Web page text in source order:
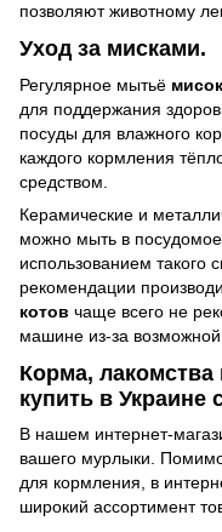
позволяют животному
Уход за мисками.
Регулярное мытьё
для поддержания
посуды для влажного
каждого кормления
средством.
Керамические и
можно мыть в
использованием такого
рекомендации
котов чаще всего не
машине из-за
Корма, лакомства
купить в Украине
В нашем интернет-
вашего мурлыки.
для кормления, в
широкий ассортимент